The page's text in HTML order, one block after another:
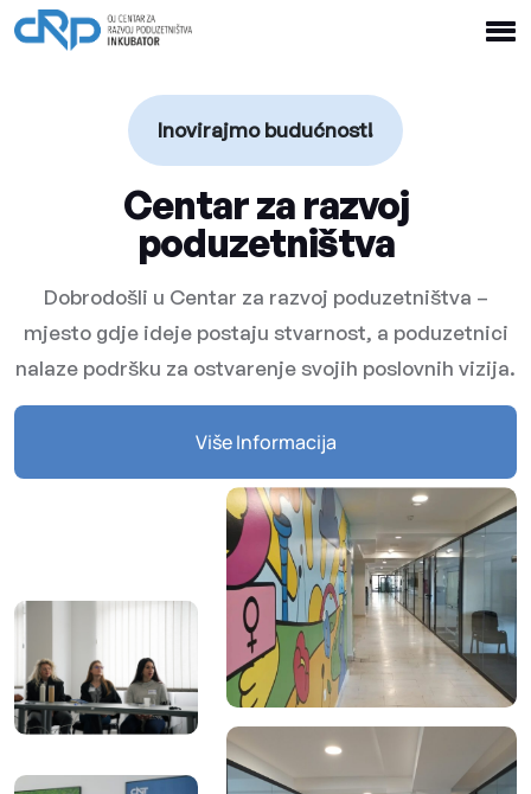
Inovirajmo budućnost!
Centar za razvoj
poduzetništva
Dobrodošli u Centar za razvoj poduzetništva –
mjesto gdje ideje postaju stvarnost, a poduzetnici
nalaze podršku za ostvarenje svojih poslovnih vizija.
Više Informacija